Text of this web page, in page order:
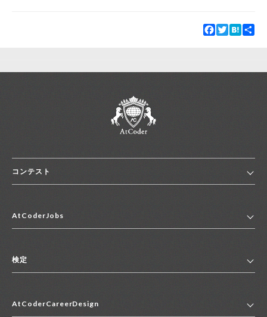
Facebook
TwitterHatena
コンテスト
コンテスト一覧
便利リンク集
AtCoderJobs
2027年新卒採用求人一覧
中途採用求人一覧
検定
マイページ
AtCoderCareerDesign